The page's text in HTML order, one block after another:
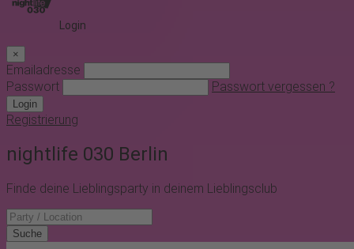
Login
×
Emailadresse
Passwort
Passwort vergessen ?
Login
Registrierung
night life 030 Berlin
Finde deine Lieblingsparty in deinem Lieblingsclub
Suche